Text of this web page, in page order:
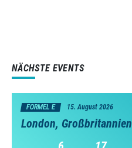
NÄCHSTE EVENTS
FORMEL E 15. August 2026
London, Großbritannien